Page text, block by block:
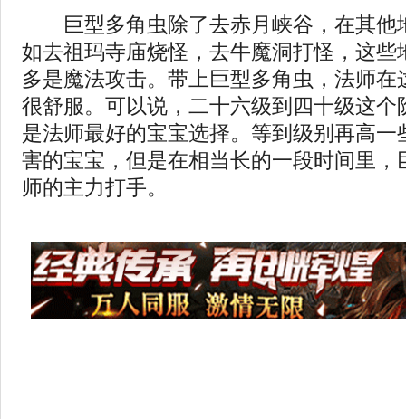
巨型多角虫除了去赤月峡谷，在其他
如去祖玛寺庙烧怪，去牛魔洞打怪，这些
多是魔法攻击。带上巨型多角虫，法师在
很舒服。可以说，二十六级到四十级这个
是法师最好的宝宝选择。等到级别再高一
害的宝宝，但是在相当长的一段时间里，
师的主力打手。